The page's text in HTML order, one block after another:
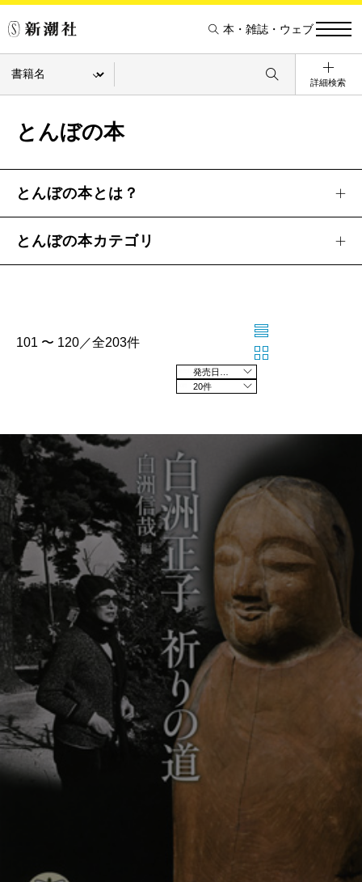
本・雑誌・ウェブ
詳細検索
とんぼの本
とんぼの本とは？
とんぼの本カテゴリ
101 〜 120／全203件
20件